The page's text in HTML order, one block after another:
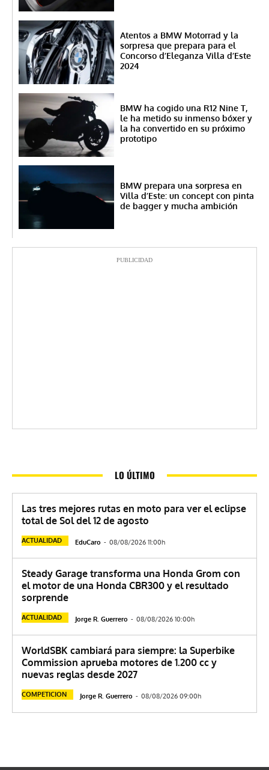
Atentos a BMW Motorrad y la
sorpresa que prepara para el
Concorso d’Eleganza Villa d’Este
2024
BMW ha cogido una R12 Nine T,
le ha metido su inmenso bóxer y
la ha convertido en su próximo
prototipo
BMW prepara una sorpresa en
Villa d’Este: un concept con pinta
de bagger y mucha ambición
PUBLICIDAD
LO ÚLTIMO
Las tres mejores rutas en moto para ver el eclipse
total de Sol del 12 de agosto
ACTUALIDAD EduCaro - 08/08/2026 11:00h
Steady Garage transforma una Honda Grom con
el motor de una Honda CBR300 y el resultado
sorprende
ACTUALIDAD Jorge R. Guerrero - 08/08/2026 10:00h
WorldSBK cambiará para siempre: la Superbike
Commission aprueba motores de 1.200 cc y
nuevas reglas desde 2027
COMPETICION Jorge R. Guerrero - 08/08/2026 09:00h